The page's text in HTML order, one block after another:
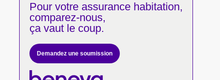
Pour votreassurance habitation,
comparez-nous,
ça vaut le coup.
Demandez une soumission